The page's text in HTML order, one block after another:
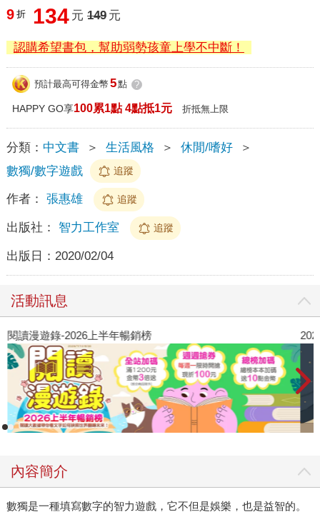
9 折 134 元 149 元
認購希望書包，幫助弱勢孩童上學不中斷！
預計最高可得金幣 5點 ?
HAPPY GO享100累1點 4點抵1元 折抵無上限
分類： 中文書 ＞ 生活風格 ＞ 休閒/嗜好
＞
數獨/數字遊戲
追蹤
作者： 張惠雄 追蹤
出版社： 智力工作室 追蹤
出版日： 2020/02/04
活動訊息
閱讀漫遊錄-2026上半年暢銷榜
內容簡介
數獨是一種填寫數字的智力遊戲，它不但是娛樂，也是益智的。